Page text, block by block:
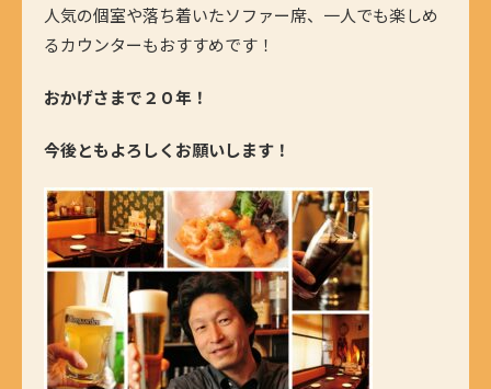
人気の個室や落ち着いたソファー席、一人でも楽しめ
るカウンターもおすすめです！
おかげさまで２０年！
今後ともよろしくお願いします！